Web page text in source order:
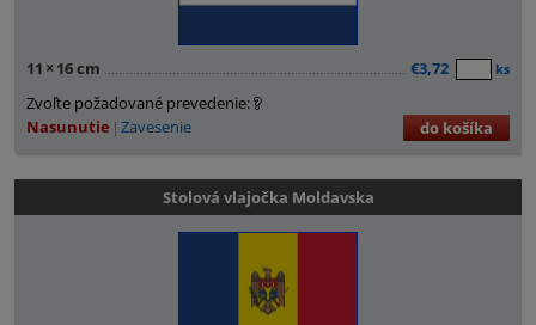
11 × 16 cm €3,72 ks
Zvoľte požadované prevedenie:
Nasunutie Zavesenie do košíka
Stolová vlajočka Moldavska